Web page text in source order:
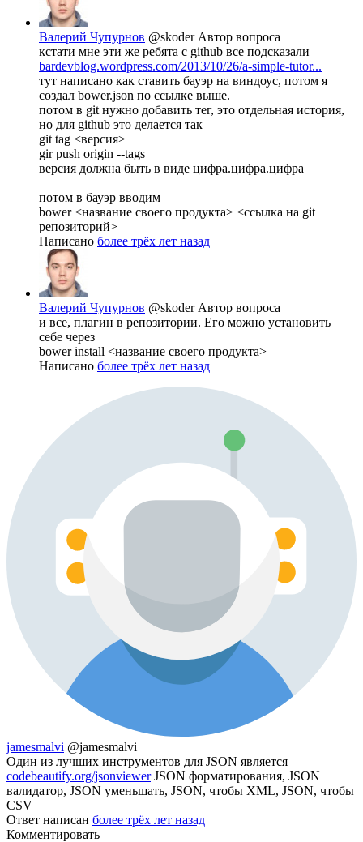
Валерий Чупурнов @skoder Автор вопроса
кстати мне эти же ребята с github все подсказали
bardevblog.wordpress.com/2013/10/26/a-simple-tutor...
тут написано как ставить бауэр на виндоус, потом я
создал bower.json по ссылке выше.
потом в git нужно добавить тег, это отдельная история,
но для github это делается так
git tag <версия>
gir push origin --tags
версия должна быть в виде цифра.цифра.цифра
потом в бауэр вводим
bower <название своего продукта> <ссылка на git
репозиторий>
Написано более трёх лет назад
Валерий Чупурнов @skoder Автор вопроса
и все, плагин в репозитории. Его можно установить
себе через
bower install <название своего продукта>
Написано более трёх лет назад
jamesmalvi @jamesmalvi
Один из лучших инструментов для JSON является
codebeautify.org/jsonviewerJSON форматирования, JSON
валидатор, JSON уменьшать, JSON, чтобы XML, JSON, чтобы
CSV
Ответ написан более трёх лет назад
Комментировать